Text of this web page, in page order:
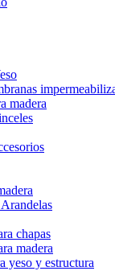
madera
chapas
madera
yeso y estructura